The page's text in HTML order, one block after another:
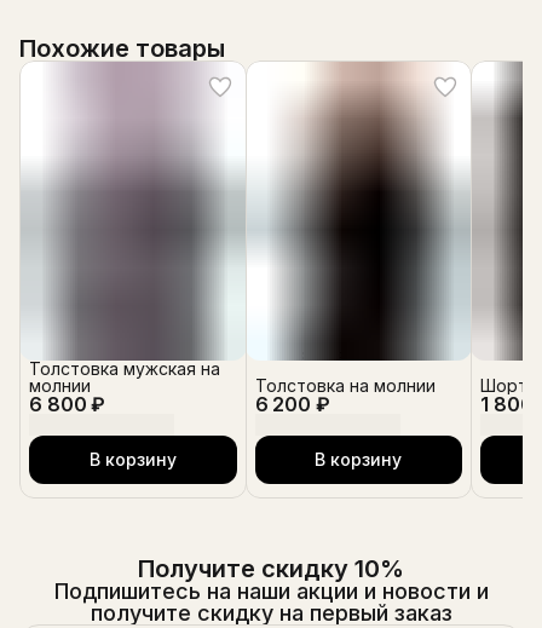
Похожие товары
6 800 ₽
Толстовка мужская на
молнии
В корзину
6 200 ₽
Толстовка на молнии
В корзину
1 800
Шорты
Получите скидку 10%
Подпишитесь на наши акции и новости и
получите скидку на первый заказ